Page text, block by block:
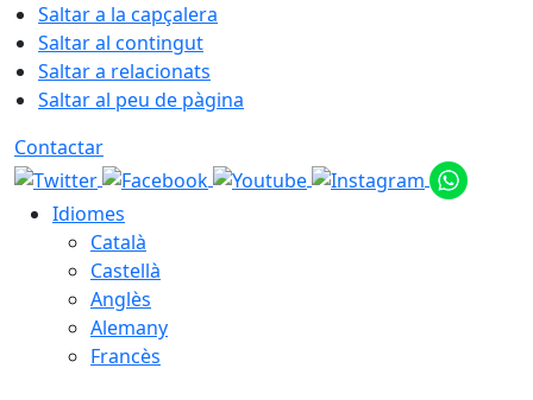
Saltar a la capçalera
Saltar al contingut
Saltar a relacionats
Saltar al peu de pàgina
Contactar
Idiomes
Català
Castellà
Anglès
Alemany
Francès